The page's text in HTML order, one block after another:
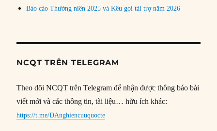
Báo cáo Thường niên 2025 và Kêu gọi tài trợ năm 2026
NCQT TRÊN TELEGRAM
Theo dõi NCQT trên Telegram để nhận được thông báo bài
viết mới và các thông tin, tài liệu… hữu ích khác:
https://t.me/DAnghiencuuquocte